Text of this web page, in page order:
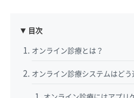
目次
オンライン診療とは？
オンライン診療システムはどう